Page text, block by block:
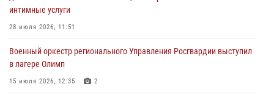
Начальник территориального Управления Росгвардии проверил
17 июля 2026, 12:02 2
интимные услуги
28 июля 2026, 11:51
Военный оркестр регионального Управления Росгвардии выступил
в лагере Олимп
15 июля 2026, 12:35 2